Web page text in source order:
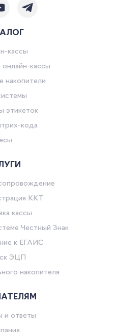
кассы
кассы
накопители
этикеток
кода
ККТ
кассы
Честный Знак
к ЕГАИС
ЭЦП
накопителя
и ответы